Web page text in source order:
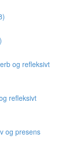
og refleksivt
refleksivt
og presens